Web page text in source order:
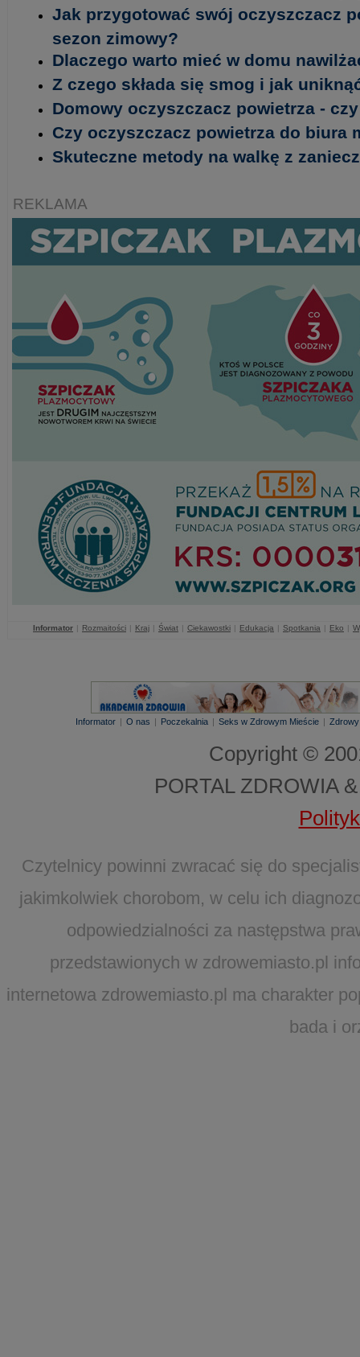
Jak przygotować swój oczyszczacz
sezon zimowy?
Dlaczego warto mieć w domu
Z czego składa się smog i jak
Domowy oczyszczacz powietrza -
Czy oczyszczacz powietrza do biura
Skuteczne metody na walkę z
REKLAMA
Informator | Rozmaitości | Kraj | Świat | Ciekawostki | Edukacja | Spotkania | Eko |
Informator | O nas | Poczekalnia | Seks w Zdrowym Mieście |
Copyright ©
PORTAL ZDROWIA
Czytelnicy powinni zwracać się do
jakimkolwiek chorobom, w celu ich
odpowiedzialności za następstwa
przedstawionych w zdrowemiasto.pl
internetowa zdrowemiasto.pl ma charakter
bada i